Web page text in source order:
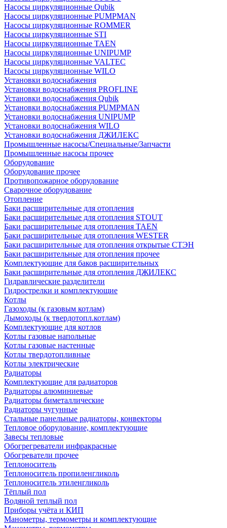
Насосы циркуляционные Qubik
Насосы циркуляционные PUMPMAN
Насосы циркуляционные ROMMER
Насосы циркуляционные STI
Насосы циркуляционные TAEN
Насосы циркуляционные UNIPUMP
Насосы циркуляционные VALTEC
Насосы циркуляционные WILO
Установки водоснабжения
Установки водоснабжения PROFLINE
Установки водоснабжения Qubik
Установки водоснабжения PUMPMAN
Установки водоснабжения UNIPUMP
Установки водоснабжения WILO
Установки водоснабжения ДЖИЛЕКС
Промышленные насосы/Специальные/Запчасти
Промышленные насосы прочее
Оборудование
Оборудование прочее
Противопожарное оборудование
Сварочное оборудование
Отопление
Баки расширительные для отопления
Баки расширительные для отопления STOUT
Баки расширительные для отопления TAEN
Баки расширительные для отопления WESTER
Баки расширительные для отопления открытые СТЭН
Баки расширительные для отопления прочее
Комплектующие для баков расширительных
Баки расширительные для отопления ДЖИЛЕКС
Гидравлические разделители
Гидрострелки и комплектующие
Котлы
Газоходы (к газовым котлам)
Дымоходы (к твердотопл.котлам)
Комплектующие для котлов
Котлы газовые напольные
Котлы газовые настенные
Котлы твердотопливные
Котлы электрические
Радиаторы
Комплектующие для радиаторов
Радиаторы алюминиевые
Радиаторы биметаллические
Радиаторы чугунные
Стальные панельные радиаторы, конвекторы
Тепловое оборудование, комплектующие
Завесы тепловые
Обогрегреватели инфракрасные
Обогреватели прочее
Теплоноситель
Теплоноситель пропиленгликоль
Теплоноситель этиленгликоль
Тёплый пол
Водяной теплый пол
Приборы учёта и КИП
Манометры, термометры и комплектующие